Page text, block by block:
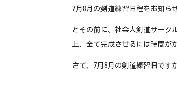
7月8月の剣道練習日程をお知ら
とその前に、社会人剣道サーク
上、全て完成させるには時間が
さて、7月8月の剣道練習日です